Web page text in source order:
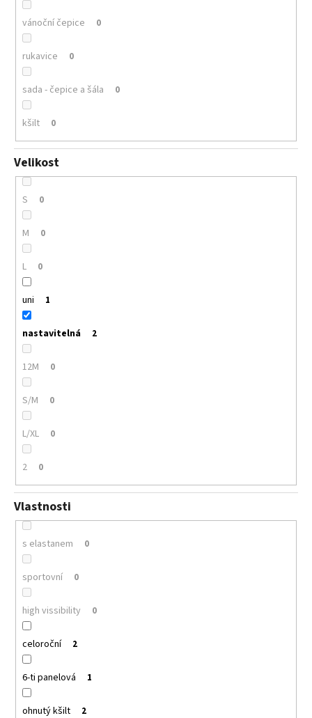
vánoční čepice 0
rukavice 0
sada - čepice a šála 0
kšilt 0
Velikost
S 0
M 0
L 0
uni 1
nastavitelná 2
12M 0
S/M 0
L/XL 0
2 0
Vlastnosti
s elastanem 0
sportovní 0
high vissibility 0
celoroční 2
6-ti panelová 1
ohnutý kšilt 2